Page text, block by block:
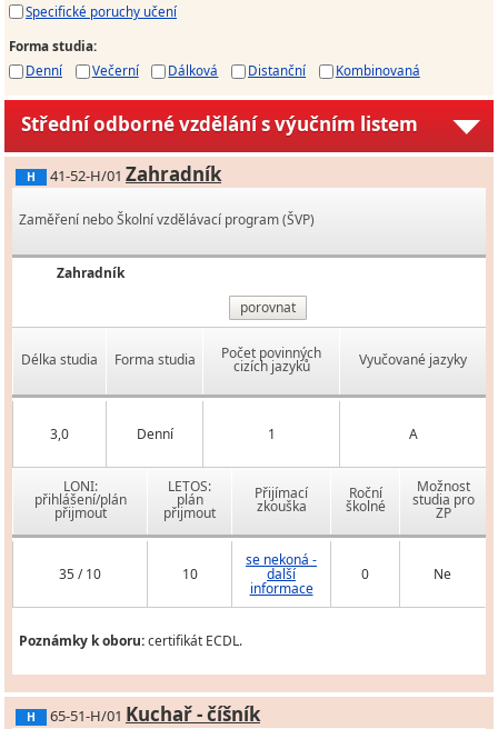
Specifické poruchy učení
Forma studia:
Denní
Večerní Dálková Distanční Kombinovaná
Střední odborné vzdělání s výučním listem
H 41-52-H/01 Zahradník
Zaměření nebo Školní vzdělávací program (ŠVP)
Zahradník
porovnat
Délka studia Forma studia Počet povinných
cizích jazyků Vyučované jazyky
3,0 Denní 1 A
LONI:
přihlášení/plán
přijmout
LETOS:
plán
přijmout
Přijímací
zkouška
Roční
školné
Možnost
studia pro
ZP
35 / 10 10
se nekoná -
další
informace
0 Ne
Poznámky k oboru:certifikát ECDL.
H 65-51-H/01 Kuchař - číšník